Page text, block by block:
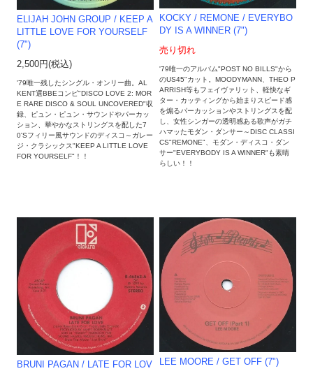
ELIJAH JOHN GROUP / KEEP A
LITTLE LOVE FOR YOURSELF
(7")
2,500円(税込)
'79唯一残したシングル・オンリー曲。AL
KENT選BBEコンピ"DISCO LOVE 2: MOR
E RARE DISCO & SOUL UNCOVERED"収
録、ピュン・ピュン・サウンドやパーカッ
ション、華やかなストリングスを配した7
0'Sフィリー風サウンドのディスコ～ガレー
ジ・クラシックス"KEEP A LITTLE LOVE
FOR YOURSELF"！！
KOCKY / REMONE / EVERYBO
DY IS A WINNER (7")
売り切れ
'79唯一のアルバム"POST NO BILLS"から
のUS45"カット。MOODYMANN、THEO P
ARRISH等もフェイヴァリット、軽快なギ
ター・カッティングから始まりスピード感
を煽るパーカッションやストリングスを配
し、女性シンガーの透明感ある歌声がガチ
ハマッたモダン・ダンサー～DISC CLASSI
CS"REMONE"、モダン・ディスコ・ダン
サー"EVERYBODY IS A WINNER"も素晴
らしい！！
BRUNI PAGAN / LATE FOR LOV
LEE MOORE / GET OFF (7")